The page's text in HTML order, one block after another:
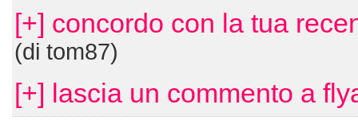
[+] concordo con la tua
(di tom87)
[+] lascia un commento a